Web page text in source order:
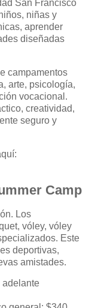
San Francisco
niñas y
aprender
diseñadas
campamentos
arte, psicología,
vocacional.
creatividad,
seguro y
Camp
Los
vóley, vóley
Este
deportivas,
amistades.
adelante